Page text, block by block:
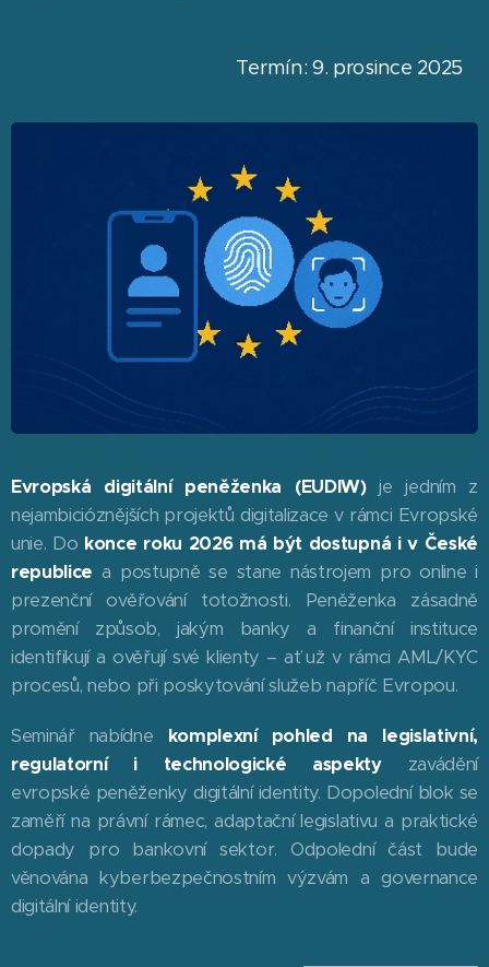
Termín: 9. prosince 2025
Evropská digitální peněženka (EUDIW)je jedním z
nejambicióznějších projektů digitalizace v rámci Evropské
unie. Do konce roku 2026 má být dostupná i v České
republice a postupně se stane nástrojem pro online i
prezenční ověřování totožnosti. Peněženka zásadně
promění způsob, jakým banky a finanční instituce
identifikují a ověřují své klienty – ať už v rámci AML/KYC
procesů, nebo při poskytování služeb napříč Evropou.
Seminář nabídne komplexní pohled na legislativní,
regulatorní i technologické aspektyzavádění
evropské peněženky digitální identity. Dopolední blok se
zaměří na právní rámec, adaptační legislativu a praktické
dopady pro bankovní sektor. Odpolední část bude
věnována kyberbezpečnostním výzvám a governance
digitální identity.